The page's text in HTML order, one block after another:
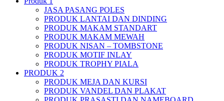
JASA PASANG POLES
PRODUK LANTAI DAN DINDING
PRODUK MAKAM STANDART
PRODUK MAKAM MEWAH
PRODUK NISAN – TOMBSTONE
PRODUK MOTIF INLAY
PRODUK TROPHY PIALA
PRODUK 2
PRODUK MEJA DAN KURSI
PRODUK VANDEL DAN PLAKAT